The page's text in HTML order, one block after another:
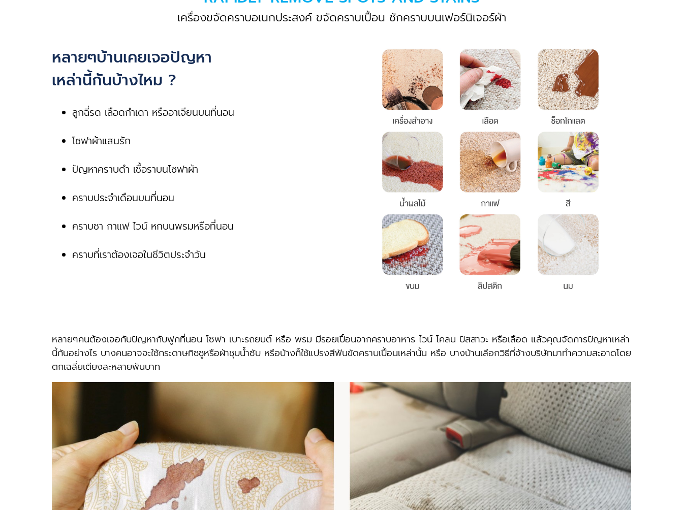
เครื่องขจัดคราบอเนกประสงค์ ขจัดคราบเปื้อน ซักคราบบนเฟอร์นิเจอร์ผ้า
หลายๆบ้านเคยเจอปัญหา
เหล่านี้กันบ้างไหม ?
ลูกฉี่รด เลือดกําเดา หรืออาเจียนบนที่นอน
โซฟาผ้าแสนรัก
ปัญหาคราบดํา เชื้อราบนโซฟาผ้า
คราบประจําเดือนบนที่นอน
คราบชา กาแฟ ไวน์ หกบนพรมหรือที่นอน
คราบที่เราต้องเจอในชีวิตประจําวัน
หลายๆคนต้องเจอกับปัญหากับฟูกที่นอน โซฟา เบาะรถยนต์ หรือ พรม มีรอยเปื้อนจากคราบอาหาร ไวน์ โคลน ปัสสาวะ หรือเลือด แล้วคุณจัดการปัญหาเหล่า
นี้กันอย่างไร บางคนอาจจะใช้กระดาษทิชชูหรือผ้าชุบนํ้าซับ หรือบ้างก็ใช้แปรงสีฟันขัดคราบเปื้อนเหล่านั้น หรือ บางบ้านเลือกวิธีที่จ้างบริษัทมาทําความสะอาดโดย
ตกเฉลี่ยเตียงละหลายพันบาท